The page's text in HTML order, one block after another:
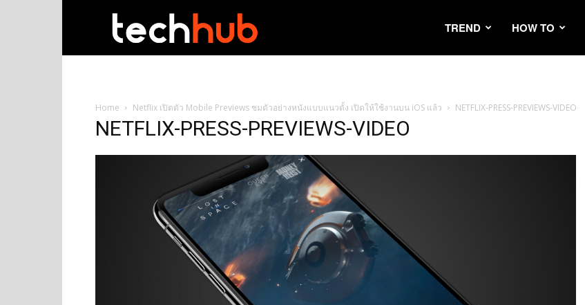
TREND HOW TO
Home Netflix เปิดตัว Mobile Previews ชมตัวอย่างหนังแบบแนวตั้ง เปิดให้ใช้งานบน iOS แล้ว NETFLIX-PRESS-PREVIEWS-VIDEO
NETFLIX-PRESS-PREVIEWS-VIDEO